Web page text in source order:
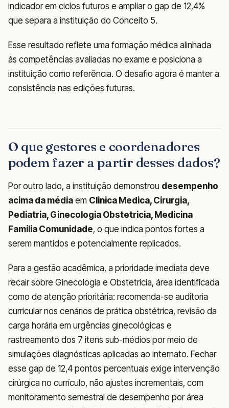
indicador em ciclos futuros e ampliar o gap de 12,4%
que separa a instituição do Conceito 5.
Esse resultado reflete uma formação médica alinhada
às competências avaliadas no exame e posiciona a
instituição como referência. O desafio agora é manter a
consistência nas edições futuras.
O que gestores e coordenadores
podem fazer a partir desses dados?
Por outro lado, a instituição demonstrou desempenho
acima da média em Clinica Medica, Cirurgia,
Pediatria, Ginecologia Obstetricia, Medicina
Familia Comunidade, o que indica pontos fortes a
serem mantidos e potencialmente replicados.
Para a gestão acadêmica, a prioridade imediata deve
recair sobre Ginecologia e Obstetrícia, área identificada
como de atenção prioritária: recomenda-se auditoria
curricular nos cenários de prática obstétrica, revisão da
carga horária em urgências ginecológicas e
rastreamento dos 7 itens sub-médios por meio de
simulações diagnósticas aplicadas ao internato. Fechar
esse gap de 12,4 pontos percentuais exige intervenção
cirúrgica no currículo, não ajustes incrementais, com
monitoramento semestral de desempenho por área